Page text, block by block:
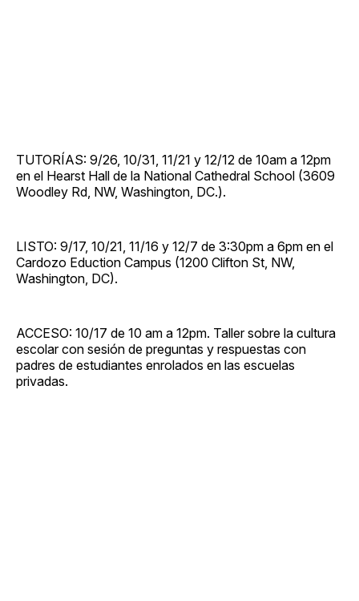
TUTORÍAS: 9/26, 10/31, 11/21 y 12/12 de 10am a 12pm
en el Hearst Hall de la National Cathedral School (3609
Woodley Rd, NW, Washington, DC.).
LISTO: 9/17, 10/21, 11/16 y 12/7 de 3:30pm a 6pm en el
Cardozo Eduction Campus (1200 Clifton St, NW,
Washington, DC).
ACCESO: 10/17 de 10 am a 12pm. Taller sobre la cultura
escolar con sesión de preguntas y respuestas con
padres de estudiantes enrolados en las escuelas
privadas.